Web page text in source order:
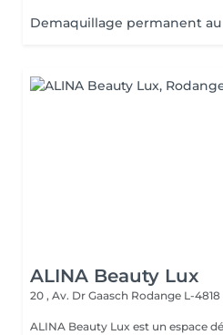
Demaquillage permanent au
ALINA Beauty Lux
20 , Av. Dr Gaasch Rodange L-4818
ALINA Beauty Lux est un espace